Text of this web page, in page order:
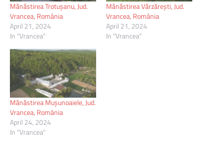
Mănăstirea Trotușanu, Jud.
Vrancea, România
April 21, 2024
In "Vrancea"
Mănăstirea Vărzărești, Jud.
Vrancea, România
April 21, 2024
In "Vrancea"
Mănăstirea Muşunoaiele, Jud.
Vrancea, România
April 24, 2024
In "Vrancea"